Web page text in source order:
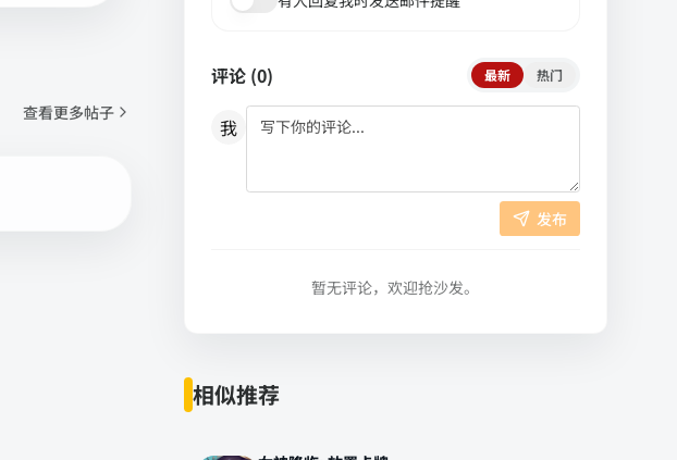
查看更多帖子
评论 (0) 最新 热门
我
发布
暂无评论，欢迎抢沙发。
相似推荐